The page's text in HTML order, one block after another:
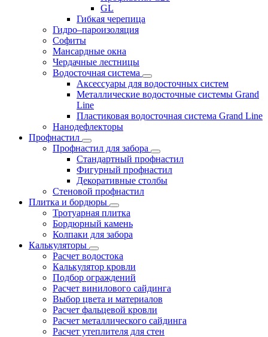
GL
Гибкая черепица
Гидро–пароизоляция
Софиты
Мансардные окна
Чердачные лестницы
Водосточная система
Аксессуары для водосточных систем
Металлические водосточные системы Grand
Line
Пластиковая водосточная система Grand Line
Нанодефлекторы
Профнастил
Профнастил для забора
Стандартный профнастил
Фигурный профнастил
Декоративные столбы
Стеновой профнастил
Плитка и бордюры
Тротуарная плитка
Бордюрный камень
Колпаки для забора
Калькуляторы
Расчет водостока
Калькулятор кровли
Подбор ограждений
Расчет винилового сайдинга
Выбор цвета и материалов
Расчет фальцевой кровли
Расчет металлического сайдинга
Расчет утеплителя для стен